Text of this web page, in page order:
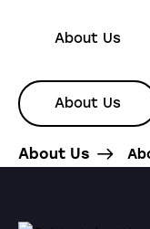
About Us
About Us
About Us